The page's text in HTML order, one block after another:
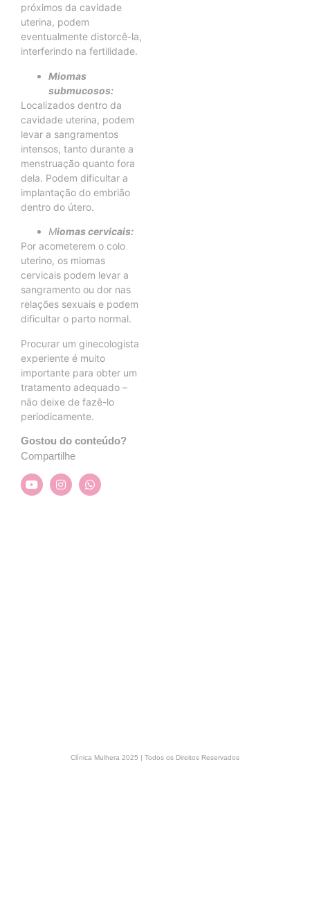
próximos da cavidade
uterina, podem
eventualmente distorcê-la,
interferindo na fertilidade.
Miomas
submucosos:
Localizados dentro da
cavidade uterina, podem
levar a sangramentos
intensos, tanto durante a
menstruação quanto fora
dela. Podem dificultar a
implantação do embrião
dentro do útero.
Miomas cervicais:
Por acometerem o colo
uterino, os miomas
cervicais podem levar a
sangramento ou dor nas
relações sexuais e podem
dificultar o parto normal.
Procurar um ginecologista
experiente é muito
importante para obter um
tratamento adequado –
não deixe de fazê-lo
periodicamente.
Gostou do conteúdo?
Compartilhe
Clínica Mulhera 2025 | Todos os Direitos Reservados